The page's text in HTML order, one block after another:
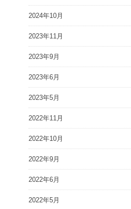
2024年10月
2023年11月
2023年9月
2023年6月
2023年5月
2022年11月
2022年10月
2022年9月
2022年6月
2022年5月